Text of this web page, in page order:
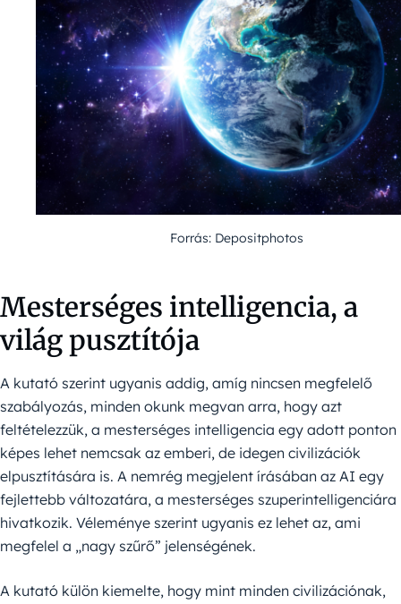
Forrás: Depositphotos
Mesterséges intelligencia, a
világ pusztítója
A kutató szerint ugyanis addig, amíg nincsen megfelelő
szabályozás, minden okunk megvan arra, hogy azt
feltételezzük, a mesterséges intelligencia egy adott ponton
képes lehet nemcsak az emberi, de idegen civilizációk
elpusztítására is. A nemrég megjelent írásában az AI egy
fejlettebb változatára, a mesterséges szuperintelligenciára
hivatkozik. Véleménye szerint ugyanis ez lehet az, ami
megfelel a „nagy szűrő” jelenségének.
A kutató külön kiemelte, hogy mint minden civilizációnak,